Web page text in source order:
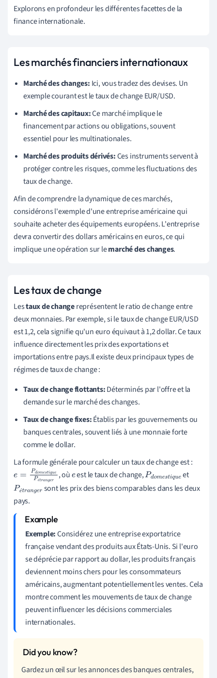
Explorons en profondeur les différentes facettes de la
finance internationale.
Les marchés financiers internationaux
Marché des changes: Ici, vous tradez des devises. Un
exemple courant est le taux de change EUR/USD.
Marché des capitaux:Ce marché implique le
financement par actions ou obligations, souvent
essentiel pour les multinationales.
Marché des produits dérivés:Ces instruments servent à
protéger contre les risques, comme les fluctuations des
taux de change.
Afin de comprendre la dynamique de ces marchés,
considérons l'exemple d'une entreprise américaine qui
souhaite acheter des équipements européens. L'entreprise
devra convertir des dollars américains en euros, ce qui
implique une opération sur lemarché des changes.
Les taux de change
Lestaux de changereprésentent le ratio de change entre
deux monnaies. Par exemple, si le taux de change EUR/USD
est 1,2, cela signifie qu'un euro équivaut à 1,2 dollar. Ce taux
influence directement les prix des exportations et
importations entre pays.Il existe deux principaux types de
régimes de taux de change :
Taux de change flottants:Déterminés par l'offre et la
demande sur le marché des changes.
Taux de change fixes:Établis par les gouvernements ou
banques centrales, souvent liés à une monnaie forte
comme le dollar.
La formule générale pour calculer un taux de change est :
é
e=Pd omestiq
uePétranger
, oùeest le taux de change,Pdomestiq
ue
et
é
Pétrange
r
sont les prix des biens comparables dans les deux
pays.
Exemple:Considérez une entreprise exportatrice
française vendant des produits aux États-Unis. Si l'euro
se déprécie par rapport au dollar, les produits français
deviennent moins chers pour les consommateurs
américains, augmentant potentiellement les ventes. Cela
montre comment les mouvements de taux de change
peuvent influencer les décisions commerciales
internationales.
Gardez un œil sur les annonces des banques centrales,